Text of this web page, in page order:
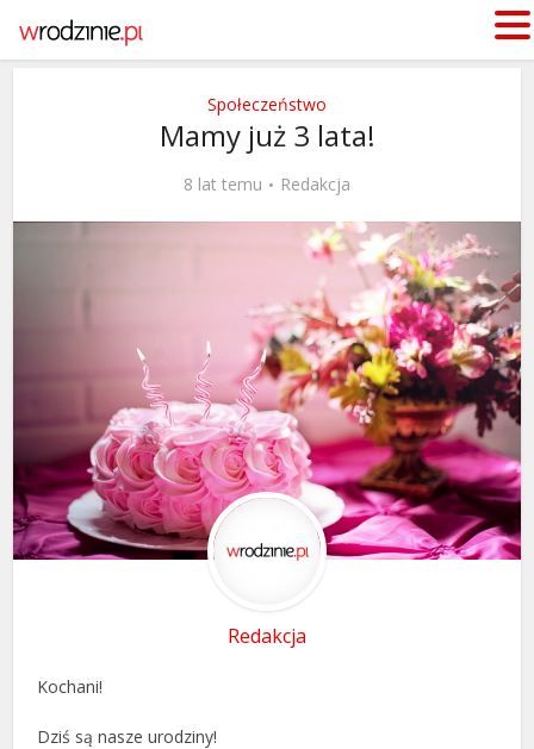
Społeczeństwo
Mamy już 3 lata!
8 lat temu Redakcja
Redakcja
Kochani!
Dziś są nasze urodziny!